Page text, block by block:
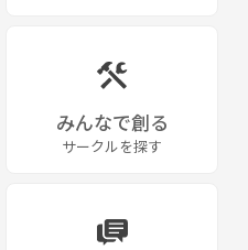
みんなで創る
サークルを探す